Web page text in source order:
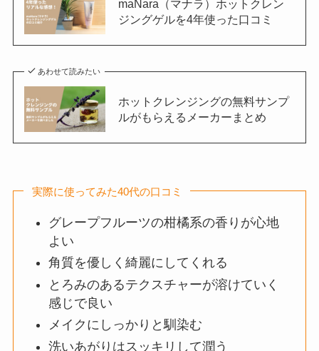
maNara（マナラ）ホットクレン
ジングゲルを4年使った口コミ
あわせて読みたい
ホットクレンジングの無料サンプ
ルがもらえるメーカーまとめ
実際に使ってみた40代の口コミ
グレープフルーツの柑橘系の香りが心地
よい
角質を優しく綺麗にしてくれる
とろみのあるテクスチャーが溶けていく
感じで良い
メイクにしっかりと馴染む
洗いあがりはスッキリして潤う